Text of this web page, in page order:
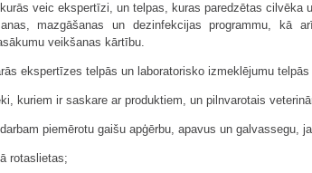
veic ekspertīzi, un telpas, kuras paredzētas
mazgāšanas un dezinfekcijas programmu, kā
veikšanas kārtību.
ekspertīzes telpās un laboratorisko izmeklējumu
kuriem ir saskare ar produktiem, un pilnvarotais
piemērotu gaišu apģērbu, apavus un galvassegu,
rotaslietas;